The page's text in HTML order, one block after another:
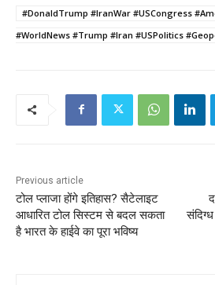
#DonaldTrump #IranWar #USCongress
#WorldNews #Trump #Iran #USPolitics
Previous article
टोल प्लाजा होंगे इतिहास? सैटेलाइट
आधारित टोल सिस्टम से बदल सकता
है भारत के हाईवे का पूरा भविष्य